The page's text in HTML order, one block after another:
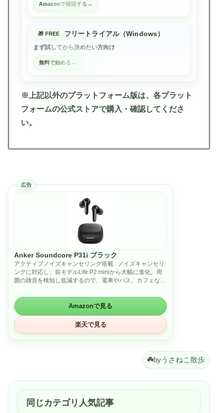
Amazonで確認する
FREE フリートライアル（Windows）
まず試してから決めたい方向け
無料で始める
※上記以外のプラットフォーム版は、各プラット
フォームの公式ストアで購入・確認してくださ
い。
広告
Anker Soundcore P31i ブラック
アクティブノイズキャンセリング搭載 : ノイズキャンセリ
ングに対応し、前モデルLife P2 miniから大幅に進化。周
囲の雑音を検知し低減するので、電車やバス、カフェなど
大型ドライバーによる迫力ある低音 : 11mmの大型ドライ
バーとAnker独自技術のBassUp︎により、迫力ある低音を
実現
最大50時間の長時間再生 : イヤホン単体で最大10時間、ケ
ース込みで最大50時間の音楽再生が可能。短時間充電にも
やWEB会議の相手にあなたの音声をよりクリアに伝えま
イズ）、USB-C & USB-A ケーブル、クイックスタートガ
帯：2.40〜2.48GHz)
Amazonで見る
楽天で見る
☘️byうさねこ散歩
同じカテゴリ人気記事